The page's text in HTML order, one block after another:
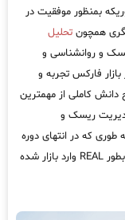
بمنظور موفقیت در
همچون تحلیل
و روانشناسی و
فارکس تجربه و
دانش کاملی از مهمترین
ریسک و
طوری که در انتهای دوره
اموزش فارکس در کهنوج دانشپذیر قادر خواهد بود بطور REAL وارد بازار شده